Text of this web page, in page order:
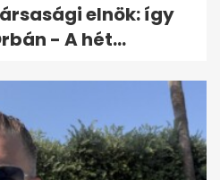
elnök: így
- A hét...